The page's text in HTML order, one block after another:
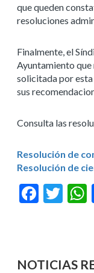
que queden
resoluciones
Finalmente, el
Ayuntamiento
solicitada por
sus
Consulta las
Resolución de
Resolución de
Facebook
Twitter
NOTICIAS